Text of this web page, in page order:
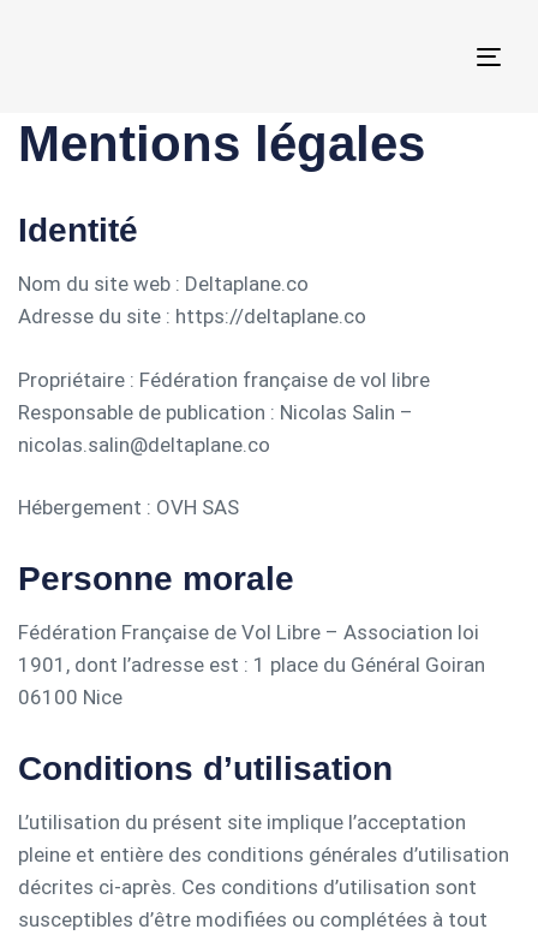
Mentions légales
Identité
Nom du site web : Deltaplane.co
Adresse du site : https://deltaplane.co
Propriétaire : Fédération française de vol libre
Responsable de publication : Nicolas Salin –
nicolas.salin@deltaplane.co
Hébergement : OVH SAS
Personne morale
Fédération Française de Vol Libre – Association loi
1901, dont l’adresse est : 1 place du Général Goiran
06100 Nice
Conditions d’utilisation
L’utilisation du présent site implique l’acceptation
pleine et entière des conditions générales d’utilisation
décrites ci-après. Ces conditions d’utilisation sont
susceptibles d’être modifiées ou complétées à tout